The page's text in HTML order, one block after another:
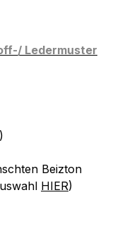
Ledermuster
Beizton
HIER)